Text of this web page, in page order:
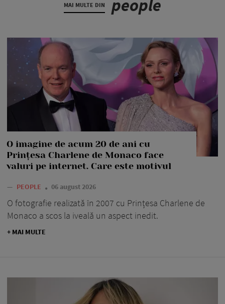
MAI MULTE DIN people
O imagine de acum 20 de ani cu
Prințesa Charlene de Monaco face
valuri pe internet. Care este motivul
— PEOPLE 06 august 2026
O fotografie realizată în 2007 cu Prințesa Charlene de
Monaco a scos la iveală un aspect inedit.
+ MAI MULTE